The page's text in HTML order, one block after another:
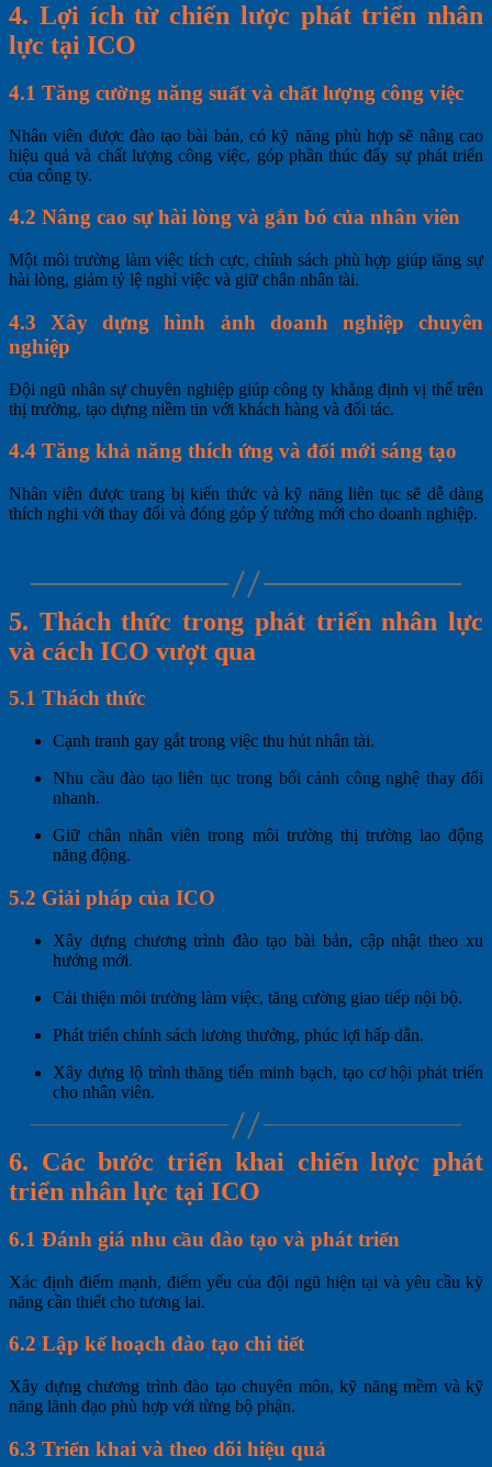
4. Lợi ích từ chiến lược phát triển nhân
lực tại ICO
4.1 Tăng cường năng suất và chất lượng công việc
Nhân viên được đào tạo bài bản, có kỹ năng phù hợp sẽ nâng cao
hiệu quả và chất lượng công việc, góp phần thúc đẩy sự phát triển
của công ty.
4.2 Nâng cao sự hài lòng và gắn bó của nhân viên
Một môi trường làm việc tích cực, chính sách phù hợp giúp tăng sự
hài lòng, giảm tỷ lệ nghỉ việc và giữ chân nhân tài.
4.3 Xây dựng hình ảnh doanh nghiệp chuyên
nghiệp
Đội ngũ nhân sự chuyên nghiệp giúp công ty khẳng định vị thế trên
thị trường, tạo dựng niềm tin với khách hàng và đối tác.
4.4 Tăng khả năng thích ứng và đổi mới sáng tạo
Nhân viên được trang bị kiến thức và kỹ năng liên tục sẽ dễ dàng
thích nghi với thay đổi và đóng góp ý tưởng mới cho doanh nghiệp.
5. Thách thức trong phát triển nhân lực
và cách ICO vượt qua
5.1 Thách thức
Cạnh tranh gay gắt trong việc thu hút nhân tài.
Nhu cầu đào tạo liên tục trong bối cảnh công nghệ thay đổi
nhanh.
Giữ chân nhân viên trong môi trường thị trường lao động
năng động.
5.2 Giải pháp của ICO
Xây dựng chương trình đào tạo bài bản, cập nhật theo xu
hướng mới.
Cải thiện môi trường làm việc, tăng cường giao tiếp nội bộ.
Phát triển chính sách lương thưởng, phúc lợi hấp dẫn.
Xây dựng lộ trình thăng tiến minh bạch, tạo cơ hội phát triển
cho nhân viên.
6. Các bước triển khai chiến lược phát
triển nhân lực tại ICO
6.1 Đánh giá nhu cầu đào tạo và phát triển
Xác định điểm mạnh, điểm yếu của đội ngũ hiện tại và yêu cầu kỹ
năng cần thiết cho tương lai.
6.2 Lập kế hoạch đào tạo chi tiết
Xây dựng chương trình đào tạo chuyên môn, kỹ năng mềm và kỹ
năng lãnh đạo phù hợp với từng bộ phận.
6.3 Triển khai và theo dõi hiệu quả